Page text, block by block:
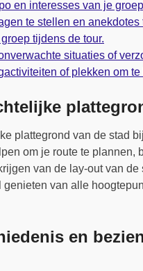
en interesses van je
te stellen en anekdotes
tijdens de tour.
situaties of
of plekken om te
plattegrond van de stad
om je route te
van de lay-out van
van alle
en